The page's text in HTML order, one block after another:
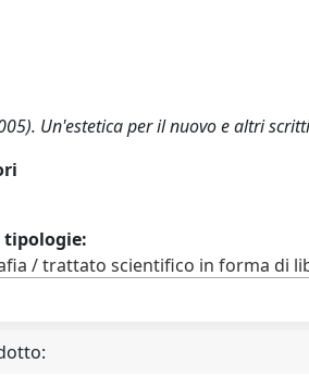
Un'estetica per il nuovo e altri
tipologie:
/ trattato scientifico in forma di